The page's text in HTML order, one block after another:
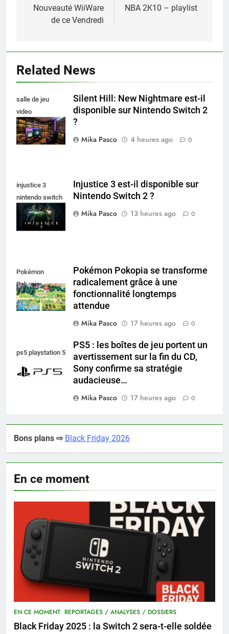
de
Nouveauté WiiWare
de ce Vendredi
NBA 2K10 – playlist
Related News
salle de jeu
video
collectionneur
Silent Hill: New Nightmare est-il
disponible sur Nintendo Switch 2
?
Mika Pasco
4 heures ago 0
injustice 3
nintendo switch
Injustice 3 est-il disponible sur
Nintendo Switch 2 ?
Mika Pasco
13 heures ago 0
Pokémon
Pokopia
Pokémon Pokopia se transforme
radicalement grâce à une
fonctionnalité longtemps
attendue
Mika Pasco
17 heures ago 0
ps5 playstation 5
PS5 : les boîtes de jeu portent un
avertissement sur la fin du CD,
Sony confirme sa stratégie
audacieuse…
Mika Pasco
17 heures ago 0
Bons plans ⇨ Black Friday 2026
En ce moment
EN CE MOMENT REPORTAGES / ANALYSES / DOSSIERS
Black Friday 2025 : la Switch 2 sera-t-elle soldée